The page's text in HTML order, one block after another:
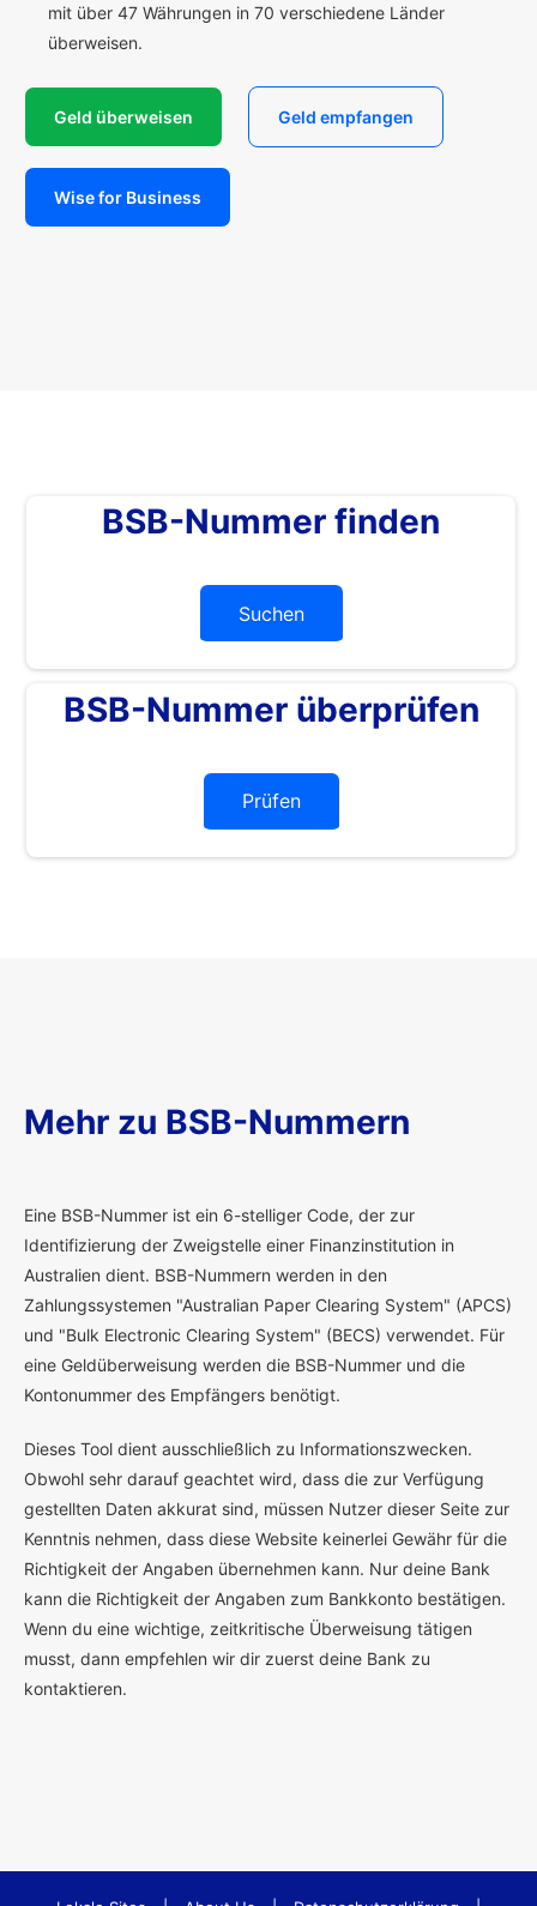
mit über 47 Währungen in 70 verschiedene Länder
überweisen.
Geld überweisen Geld empfangen
Wise for Business
BSB-Nummer finden
Suchen
BSB-Nummer überprüfen
Prüfen
Mehr zu BSB-Nummern
Eine BSB-Nummer ist ein 6-stelliger Code, der zur
Identifizierung der Zweigstelle einer Finanzinstitution in
Australien dient. BSB-Nummern werden in den
Zahlungssystemen "Australian Paper Clearing System" (APCS)
und "Bulk Electronic Clearing System" (BECS) verwendet. Für
eine Geldüberweisung werden die BSB-Nummer und die
Kontonummer des Empfängers benötigt.
Dieses Tool dient ausschließlich zu Informationszwecken.
Obwohl sehr darauf geachtet wird, dass die zur Verfügung
gestellten Daten akkurat sind, müssen Nutzer dieser Seite zur
Kenntnis nehmen, dass diese Website keinerlei Gewähr für die
Richtigkeit der Angaben übernehmen kann. Nur deine Bank
kann die Richtigkeit der Angaben zum Bankkonto bestätigen.
Wenn du eine wichtige, zeitkritische Überweisung tätigen
musst, dann empfehlen wir dir zuerst deine Bank zu
kontaktieren.